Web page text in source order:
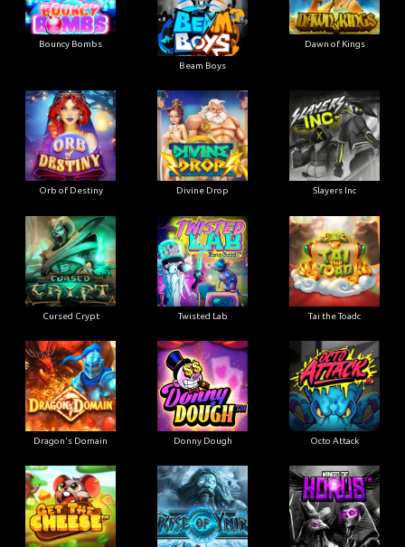
Bouncy Bombs
Beam Boys
Dawn of Kings
Orb of Destiny Divine Drop Slayers Inc
Cursed Crypt Twisted Lab Tai the Toadc
Dragon's Domain Donny Dough Octo Attack